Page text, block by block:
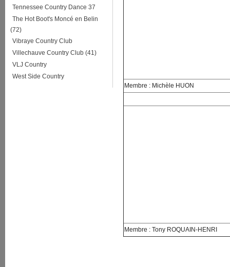
Membre : Michèle HUON
Membre : Tony ROQUAIN-HENRI
Tennessee Country Dance 37
The Hot Boot's Moncé en Belin
(72)
Vibraye Country Club
Villechauve Country Club (41)
VLJ Country
West Side Country